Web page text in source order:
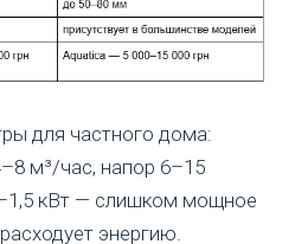
для частного дома:
м³/час, напор 6–15
кВт — слишком мощное
энергию.